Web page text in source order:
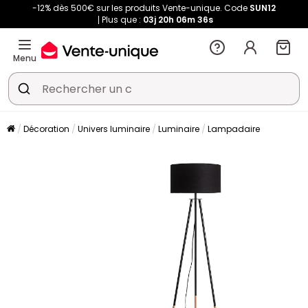
-12% dès 500€ sur les produits Vente-unique. Code SUN12
Plus que : 03j 20h 06m 35s
Menu
Décoration Univers luminaire Luminaire Lampadaire